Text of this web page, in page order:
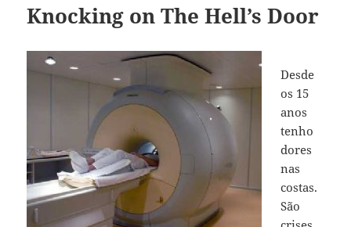
Knocking on The Hell’s Door
Desde
os 15
anos
tenho
dores
nas
costas.
São